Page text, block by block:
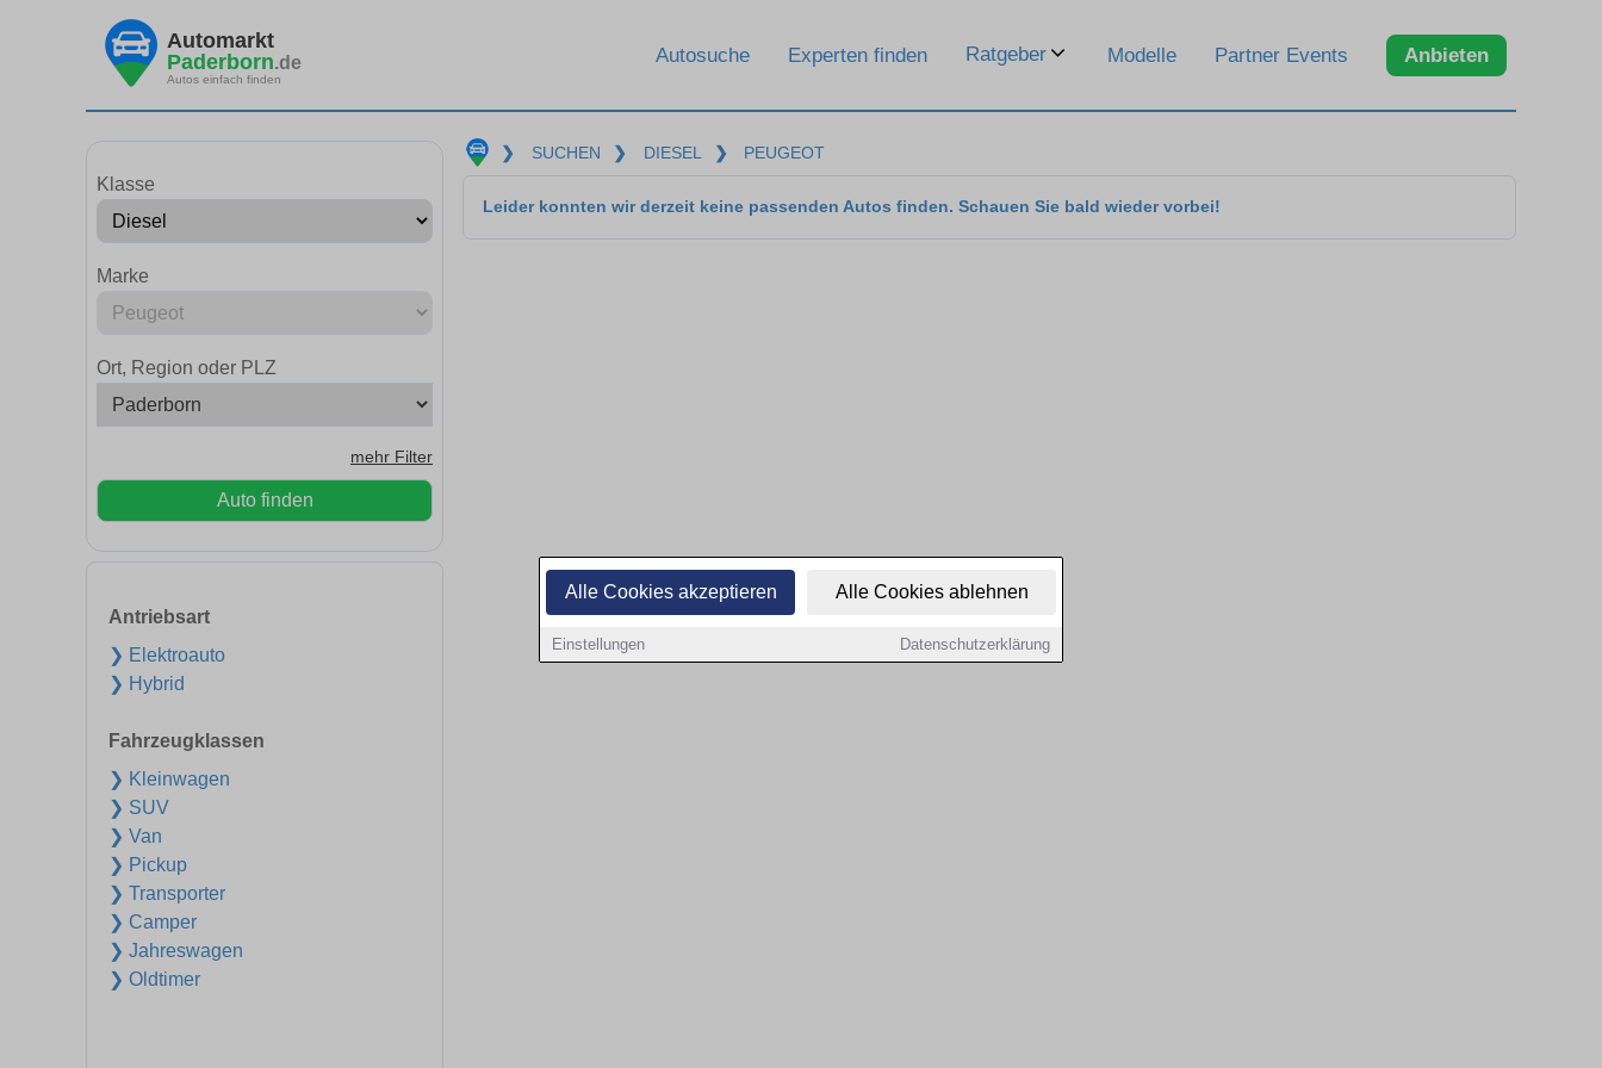
Alle Cookies akzeptieren Alle Cookies ablehnen
Einstellungen Datenschutzerklärung
Automarkt
Paderborn.de
Autos einfach finden
Autosuche Experten finden Ratgeber Modelle Partner Events Anbieten
Klasse
Marke
Ort, Region oder PLZ
mehr Filter
Auto finden
Antriebsart
❯ Elektroauto
❯ Hybrid
Fahrzeugklassen
❯ Kleinwagen
❯ SUV
❯ Van
❯ Pickup
❯ Transporter
❯ Camper
❯ Jahreswagen
❯ Oldtimer
❯ SUCHEN ❯ DIESEL ❯ PEUGEOT
Leider konnten wir derzeit keine passenden Autos finden. Schauen Sie bald wieder vorbei!